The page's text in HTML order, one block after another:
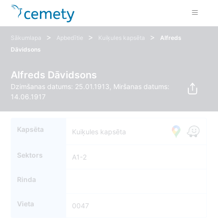
Sākumlapa > Apbedītie > Kuiķules kapsēta >
Alfreds
Dāvidsons
Alfreds Dāvidsons
Dzimšanas datums: 25.01.1913, Miršanas datums:
14.06.1917
Kapsēta Kuiķules kapsēta
Sektors A1-2
Rinda
Vieta 0047